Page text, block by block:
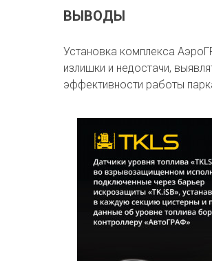
ВЫВОДЫ
Установка комплекса
излишки и недостачи,
эффективности работы